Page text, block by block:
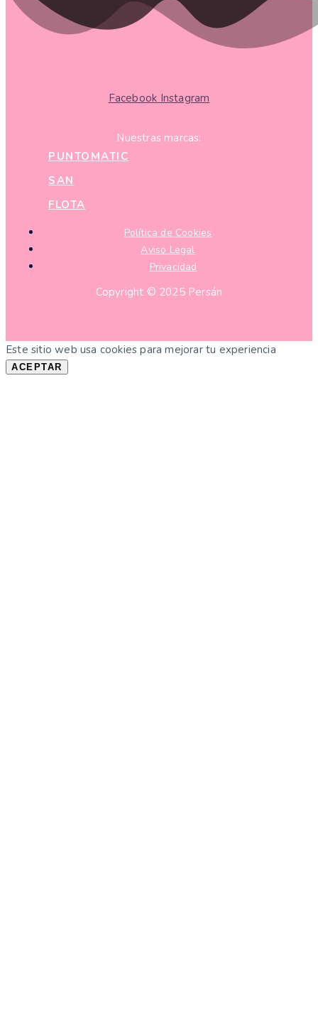
Facebook Instagram
Nuestras marcas:
PUNTOMATIC
SAN
FLOTA
Política de Cookies
Aviso Legal
Privacidad
Copyright © 2025 Persán
Este sitio web usa cookies para mejorar tu experiencia
ACEPTAR